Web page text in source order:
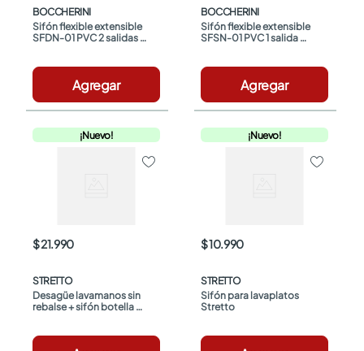
BOCCHERINI
Sifón flexible extensible
SFDN-01 PVC 2 salidas
Agregar
BOCCHERINI
Sifón flexible extensible
SFSN-01 PVC 1 salida
Agregar
¡Nuevo!
$ 21.990
STRETTO
Desagüe lavamanos sin
rebalse + sifón botella
¡Nuevo!
$ 10.990
STRETTO
Sifón para lavaplatos
Stretto